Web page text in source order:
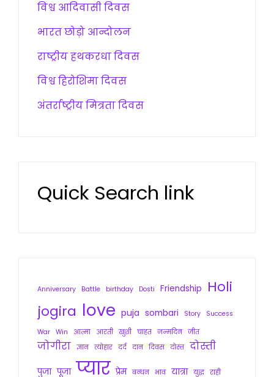
विश्व आदिवासी दिवस
भारत छोड़ो आन्दोलन
राष्ट्रीय हथकरधा दिवस
विश्व हिरोशिमा दिवस
अंतर्राष्ट्रीय मित्रता दिवस
Quick Search link
Anniversary Battle birthday Dosti Friendship
Holi
jogira love puja sombari Story
Success
War Win आत्मा आरती खुशी चाहत जन्मदिन जीत
जोगीरा ज्ञान त्योहार दर्द दान दिवस दोस्त दोस्ती
पुजा पूजा प्यार प्रेम बन्धन भाव यात्रा युद्ध राही